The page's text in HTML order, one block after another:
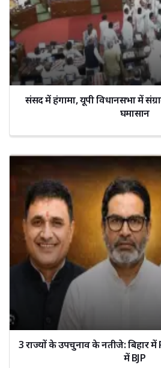
संसद में हंगामा, यूपी विधानसभा में
घमासान
3 राज्यों के उपचुनाव के नतीजे: बिहार में
में BJP